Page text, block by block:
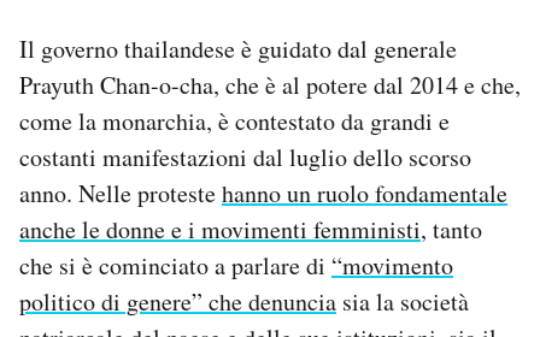
Il governo thailandese è guidato dal generale
Prayuth Chan-o-cha, che è al potere dal 2014 e che,
come la monarchia, è contestato da grandi e
costanti manifestazioni dal luglio dello scorso
anno. Nelle protestehanno un ruolo fondamentale
anche le donne e i movimenti femministi, tanto
che si è cominciato a parlare di “movimento
politico di genere” che denuncia sia la società